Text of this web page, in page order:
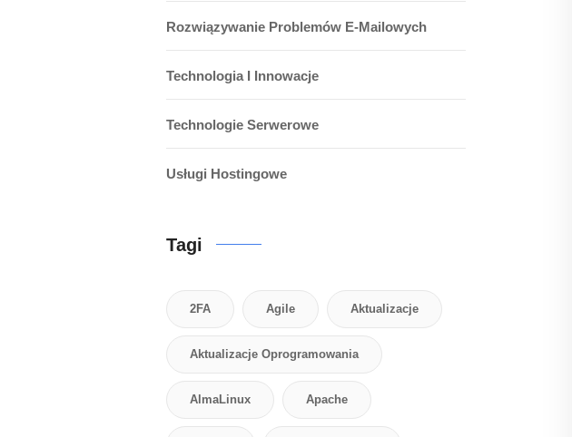
Rozwiązywanie Problemów E-Mailowych
Technologia I Innowacje
Technologie Serwerowe
Usługi Hostingowe
Tagi
2FA Agile Aktualizacje
Aktualizacje Oprogramowania
AlmaLinux Apache